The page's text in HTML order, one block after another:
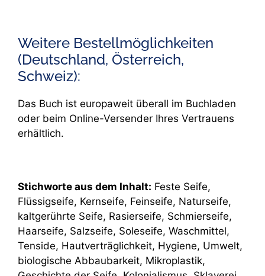
Weitere Bestellmöglichkeiten
(Deutschland, Österreich,
Schweiz):
Das Buch ist europaweit überall im Buchladen
oder beim Online-Versender Ihres Vertrauens
erhältlich.
Stichworte aus dem Inhalt: Feste Seife,
Flüssigseife, Kernseife, Feinseife, Naturseife,
kaltgerührte Seife, Rasierseife, Schmierseife,
Haarseife, Salzseife, Soleseife, Waschmittel,
Tenside, Hautverträglichkeit, Hygiene, Umwelt,
biologische Abbaubarkeit, Mikroplastik,